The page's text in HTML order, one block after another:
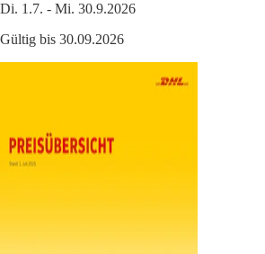
Di. 1.7. - Mi. 30.9.2026
Gültig bis 30.09.2026